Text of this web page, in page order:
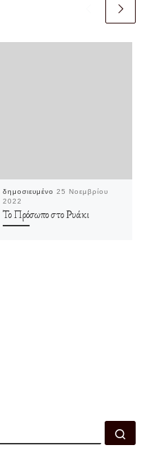
δημοσιευμένο25 Νοεμβρίου
2022
Το Πρόσωπο στο Ρυάκι